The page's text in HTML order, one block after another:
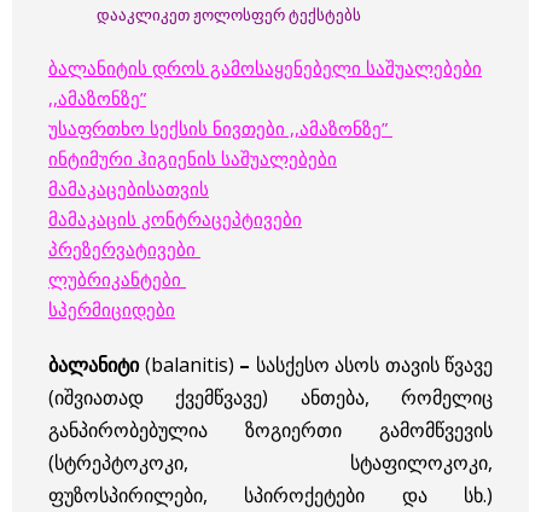
დააკლიკეთ ჟოლოსფერ ტექსტებს
ბალანიტის დროს გამოსაყენებელი საშუალებები
,,ამაზონზე”
უსაფრთხო სექსის ნივთები ,,ამაზონზე”
ინტიმური ჰიგიენის საშუალებები
მამაკაცებისათვის
მამაკაცის კონტრაცეპტივები
პრეზერვატივები
ლუბრიკანტები
სპერმიციდები
ბალანიტი(balanitis) – სასქესო ასოს თავის წვავე
(იშვიათად ქვემწვავე) ანთება, რომელიც
განპირობებულია ზოგიერთი გამომწვევის
(სტრეპტოკოკი, სტაფილოკოკი,
ფუზოსპირილები, სპიროქეტები და სხ.)